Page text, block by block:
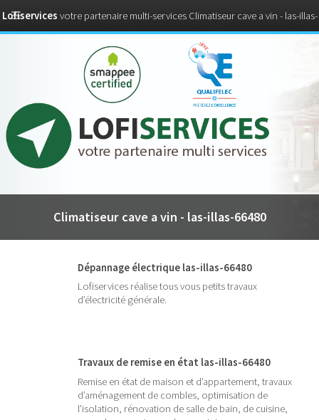
Climatiseur cave a vin - las-illas-66480
Dépannage électrique las-illas-66480
Lofiservices réalise tous vous petits travaux
d’électricité générale.
Travaux de remise en état las-illas-66480
Remise en état de maison et d’appartement, travaux
d’aménagement de combles, optimisation de
l’isolation, rénovation de salle de bain, de cuisine,
Lofiservices votre partenaire multi-services Climatiseur cave a vin - las-illas-